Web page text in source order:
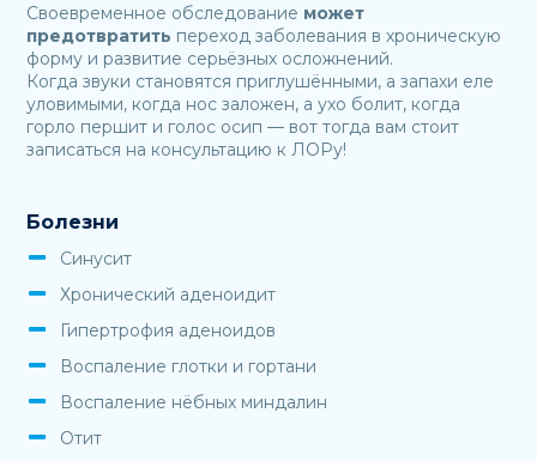
Своевременное обследование может
предотвратить переход заболевания в хроническую
форму и развитие серьёзных осложнений.
Когда звуки становятся приглушёнными, а запахи еле
уловимыми, когда нос заложен, а ухо болит, когда
горло першит и голос осип — вот тогда вам стоит
записаться на консультацию к ЛОРу!
Болезни
Синусит
Хронический аденоидит
Гипертрофия аденоидов
Воспаление глотки и гортани
Воспаление нёбных миндалин
Отит